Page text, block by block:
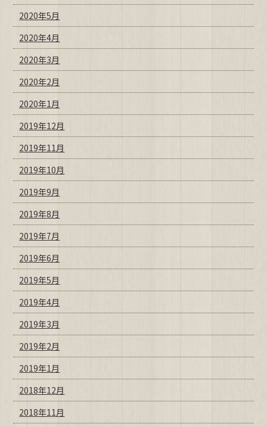
2020年5月
2020年4月
2020年3月
2020年2月
2020年1月
2019年12月
2019年11月
2019年10月
2019年9月
2019年8月
2019年7月
2019年6月
2019年5月
2019年4月
2019年3月
2019年2月
2019年1月
2018年12月
2018年11月